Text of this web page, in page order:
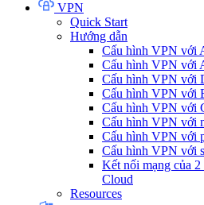
VPN
Quick Start
Hướng dẫn
Cấu hình VPN với
Cấu hình VPN với
Cấu hình VPN với
Cấu hình VPN với
Cấu hình VPN với
Cấu hình VPN với
Cấu hình VPN với
Cấu hình VPN với
Kết nối mạng của
Cloud
Resources